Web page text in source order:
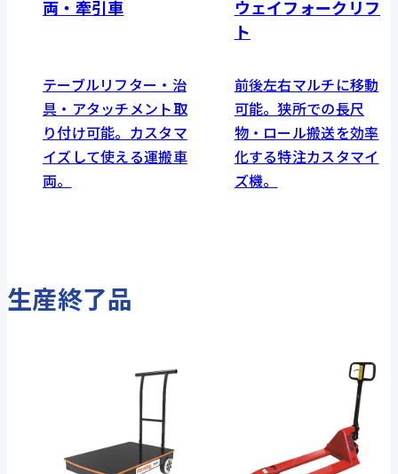
両・牽引車
テーブルリフター・治
具・アタッチメント取
り付け可能。カスタマ
イズして使える運搬車
両。
ウェイフォークリフ
ト
前後左右マルチに移動
可能。狭所での長尺
物・ロール搬送を効率
化する特注カスタマイ
ズ機。
生産終了品